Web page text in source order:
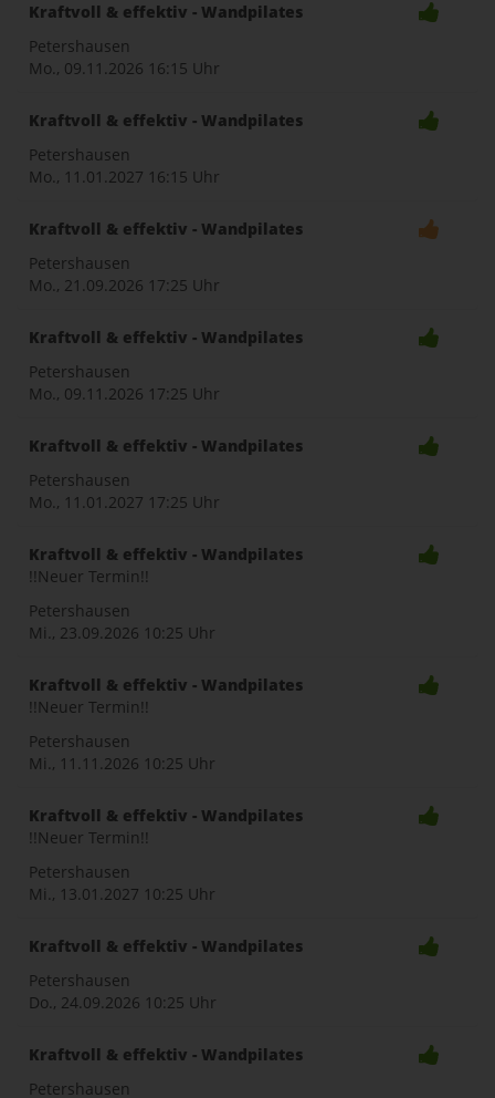
Kraftvoll & effektiv - Wandpilates
Petershausen
Mo., 09.11.2026 16:15 Uhr
Kraftvoll & effektiv - Wandpilates
Petershausen
Mo., 11.01.2027 16:15 Uhr
Kraftvoll & effektiv - Wandpilates
Petershausen
Mo., 21.09.2026 17:25 Uhr
Kraftvoll & effektiv - Wandpilates
Petershausen
Mo., 09.11.2026 17:25 Uhr
Kraftvoll & effektiv - Wandpilates
Petershausen
Mo., 11.01.2027 17:25 Uhr
Kraftvoll & effektiv - Wandpilates
!!Neuer Termin!!
Petershausen
Mi., 23.09.2026 10:25 Uhr
Kraftvoll & effektiv - Wandpilates
!!Neuer Termin!!
Petershausen
Mi., 11.11.2026 10:25 Uhr
Kraftvoll & effektiv - Wandpilates
!!Neuer Termin!!
Petershausen
Mi., 13.01.2027 10:25 Uhr
Kraftvoll & effektiv - Wandpilates
Petershausen
Do., 24.09.2026 10:25 Uhr
Kraftvoll & effektiv - Wandpilates
Petershausen